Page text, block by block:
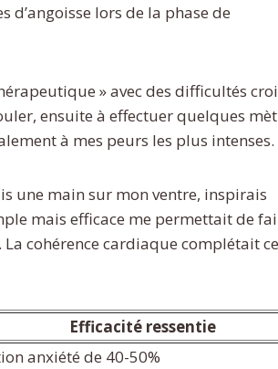
lors de la phase de
» avec des difficultés
ensuite à effectuer quelques
à mes peurs les plus intenses.
une main sur mon ventre, inspirais
mais efficace me permettait de
La cohérence cardiaque complétait
Efficacité ressentie
anxiété de 40-50%